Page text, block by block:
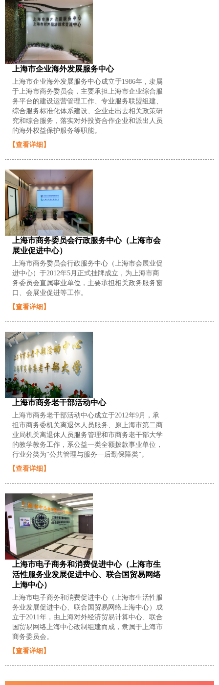
上海市企业海外发展服务中心
上海市企业海外发展服务中心成立于1986年，隶属
于上海市商务委员会，主要承担上海市企业综合服
务平台的建设运营管理工作、专业服务联盟组建、
综合服务标准化体系建设、企业走出去相关政策研
究和综合服务，落实对外投资合作企业和派出人员
的海外权益保护服务等职能。
【查看详细】
上海市商务委员会行政服务中心（上海市会
展业促进中心）
上海市商务委员会行政服务中心（上海市会展业促
进中心）于2012年5月正式挂牌成立，为上海市商
务委员会直属事业单位，主要承担相关政务服务窗
口、会展业促进等工作。
【查看详细】
上海市商务老干部活动中心
上海市商务老干部活动中心成立于2012年9月，承
担市商务委机关离退休人员服务、原上海市第二商
业局机关离退休人员服务管理和市商务老干部大学
的教学教务工作，系公益一类全额拨款事业单位，
行业分类为“公共管理与服务—后勤保障类”。
【查看详细】
上海市电子商务和消费促进中心（上海市生
活性服务业发展促进中心、联合国贸易网络
上海中心）
上海市电子商务和消费促进中心（上海市生活性服
务业发展促进中心、联合国贸易网络上海中心）成
立于2011年，由上海对外经济贸易计算中心、联合
国贸易网络上海中心改制组建而成，隶属于上海市
商务委员会。
【查看详细】